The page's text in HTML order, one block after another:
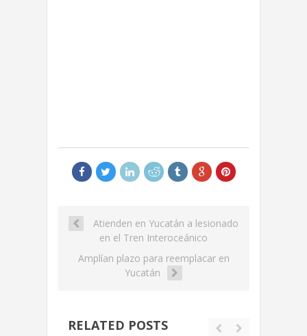
Atienden en Yucatán a lesionado
en el Tren Interoceánico
Amplían plazo para reemplacar en
Yucatán
RELATED POSTS